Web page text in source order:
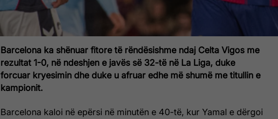
Barcelona ka shënuar fitore të rëndësishme ndaj Celta Vigos me
rezultat 1-0, në ndeshjen e javës së 32-të në La Liga, duke
forcuar kryesimin dhe duke u afruar edhe më shumë me titullin e
kampionit.
Barcelona kaloi në epërsi në minutën e 40-të, kur Yamal e dërgoi